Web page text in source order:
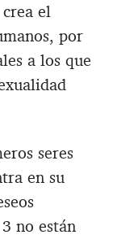
el
por
a los que
seres
en su
no están